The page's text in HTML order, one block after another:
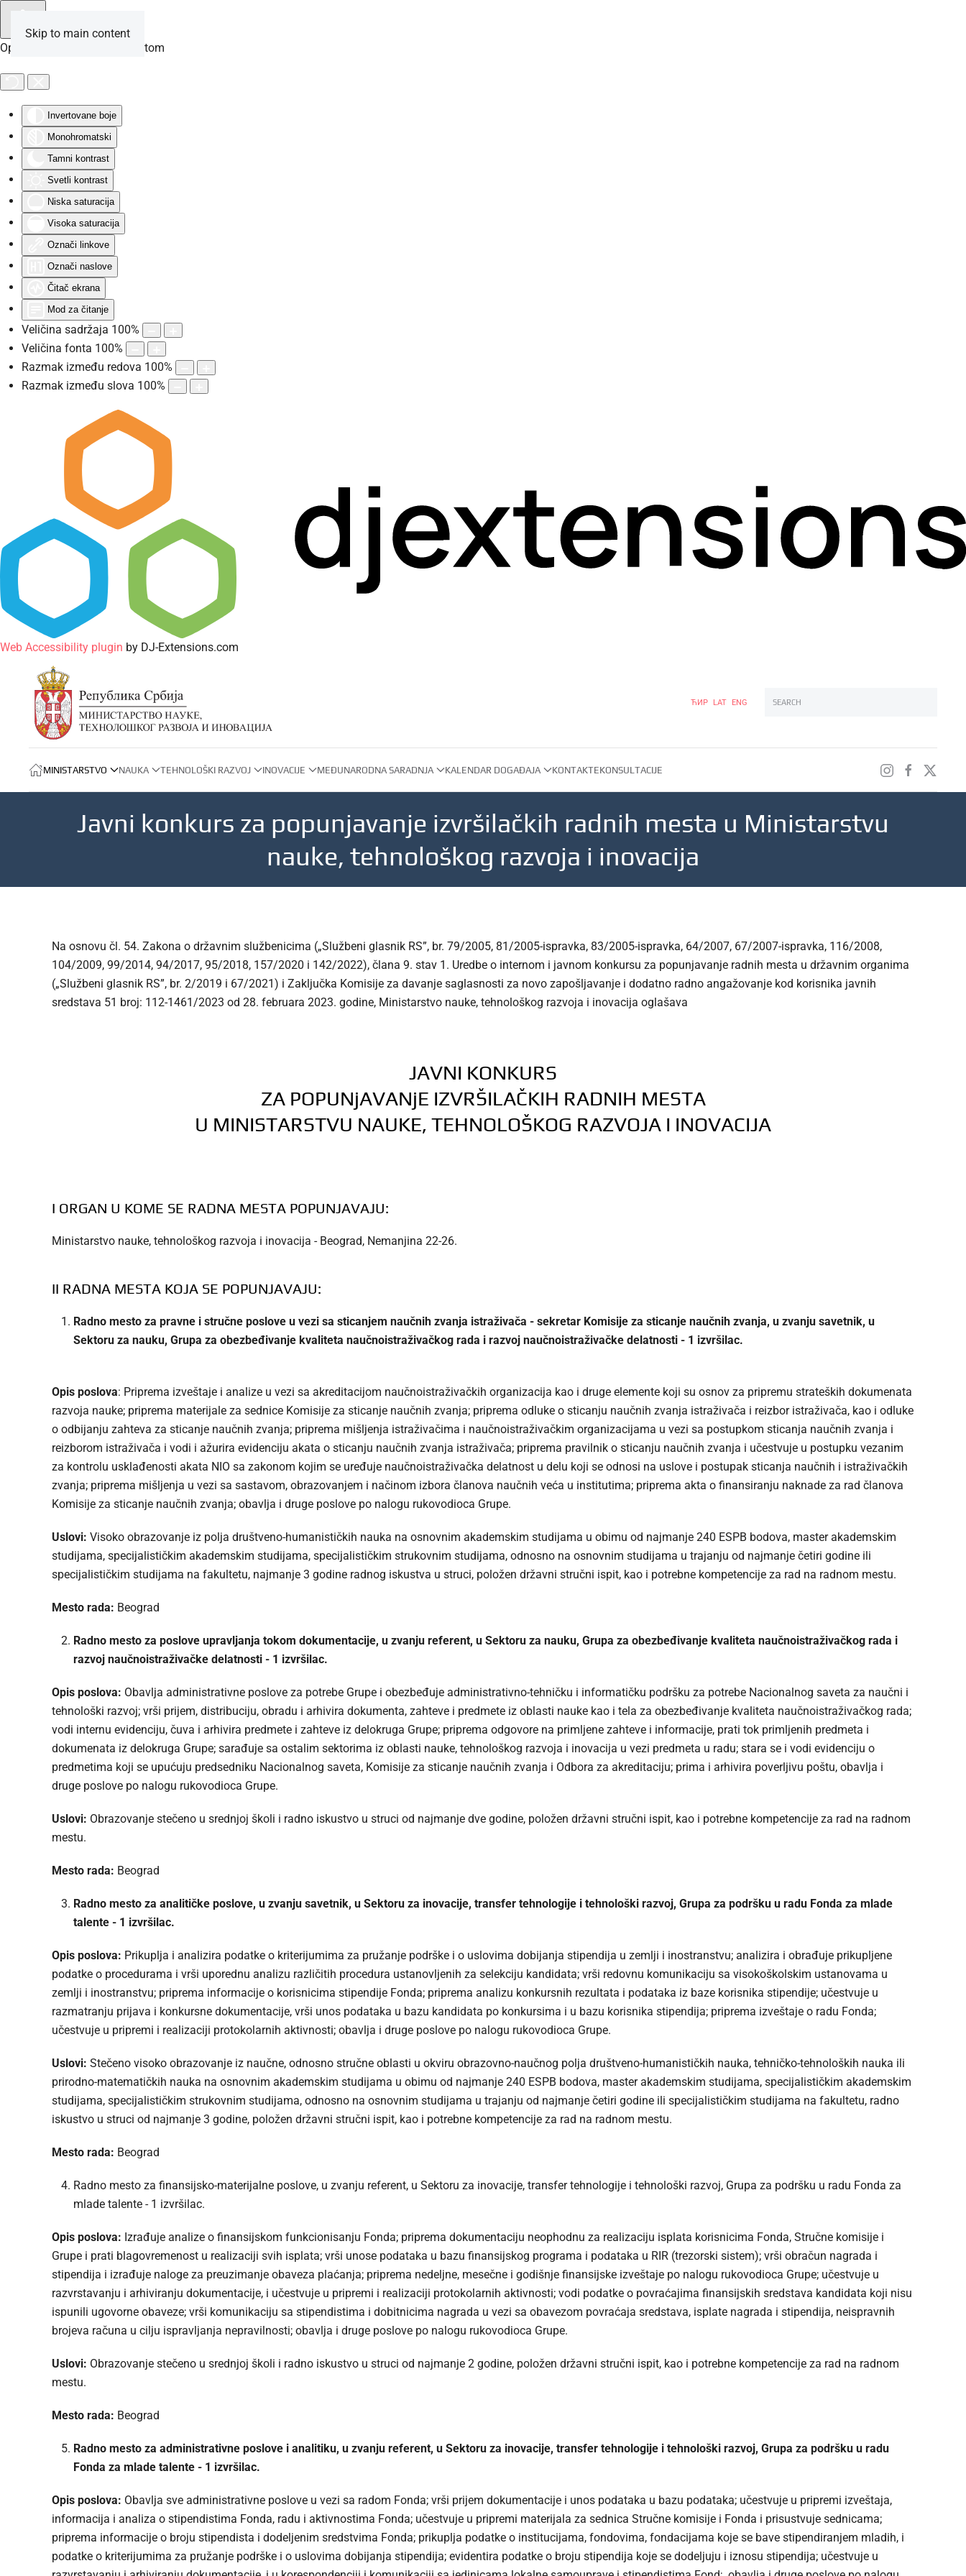
Opcije za osobe sa invaliditetom
Invertovane boje
Monohromatski
Tamni kontrast
Svetli kontrast
Niska saturacija
Visoka saturacija
Označi linkove
Označi naslove
Čitač ekrana
Mod za čitanje
Veličina sadržaja 100%
Veličina fonta 100%
Razmak između redova 100%
Razmak između slova 100%
Web Accessibility plugin by DJ-Extensions.com
Skip to main content
ЋИР LAT ENG
MINISTARSTVO NAUKA TEHNOLOŠKI RAZVOJ INOVACIJE MEĐUNARODNA SARADNJA KALENDAR DOGAĐAJA KONTAKTEKONSULTACIJE
Javni konkurs za popunjavanje izvršilačkih radnih mesta u Ministarstvu
nauke, tehnološkog razvoja i inovacija
Na osnovu čl. 54. Zakona o državnim službenicima („Službeni glasnik RS”, br. 79/2005, 81/2005-ispravka, 83/2005-ispravka, 64/2007, 67/2007-ispravka, 116/2008,
104/2009, 99/2014, 94/2017, 95/2018, 157/2020 i 142/2022), člana 9. stav 1. Uredbe o internom i javnom konkursu za popunjavanje radnih mesta u državnim organima
(„Službeni glasnik RS”, br. 2/2019 i 67/2021) i Zaključka Komisije za davanje saglasnosti za novo zapošljavanje i dodatno radno angažovanje kod korisnika javnih
sredstava 51 broj: 112-1461/2023 od 28. februara 2023. godine, Ministarstvo nauke, tehnološkog razvoja i inovacija oglašava
JAVNI KONKURS
ZA POPUNjAVANjE IZVRŠILAČKIH RADNIH MESTA
U MINISTARSTVU NAUKE, TEHNOLOŠKOG RAZVOJA I INOVACIJA
I ORGAN U KOME SE RADNA MESTA POPUNJAVAJU:
Ministarstvo nauke, tehnološkog razvoja i inovacija - Beograd, Nemanjina 22-26.
II RADNA MESTA KOJA SE POPUNJAVAJU:
Radno mesto za pravne i stručne poslove u vezi sa sticanjem naučnih zvanja istraživača - sekretar Komisije za sticanje naučnih zvanja, u zvanju savetnik, u
Sektoru za nauku, Grupa za obezbeđivanje kvaliteta naučnoistraživačkog rada i razvoj naučnoistraživačke delatnosti - 1 izvršilac.
Opis poslova: Priprema izveštaje i analize u vezi sa akreditacijom naučnoistraživačkih organizacija kao i druge elemente koji su osnov za pripremu strateških dokumenata
razvoja nauke; priprema materijale za sednice Komisije za sticanje naučnih zvanja; priprema odluke o sticanju naučnih zvanja istraživača i reizbor istraživača, kao i odluke
o odbijanju zahteva za sticanje naučnih zvanja; priprema mišljenja istraživačima i naučnoistraživačkim organizacijama u vezi sa postupkom sticanja naučnih zvanja i
reizborom istraživača i vodi i ažurira evidenciju akata o sticanju naučnih zvanja istraživača; priprema pravilnik o sticanju naučnih zvanja i učestvuje u postupku vezanim
za kontrolu usklađenosti akata NIO sa zakonom kojim se uređuje naučnoistraživačka delatnost u delu koji se odnosi na uslove i postupak sticanja naučnih i istraživačkih
zvanja; priprema mišljenja u vezi sa sastavom, obrazovanjem i načinom izbora članova naučnih veća u institutima; priprema akta o finansiranju naknade za rad članova
Komisije za sticanje naučnih zvanja; obavlja i druge poslove po nalogu rukovodioca Grupe.
Uslovi: Visoko obrazovanje iz polja društveno-humanističkih nauka na osnovnim akademskim studijama u obimu od najmanje 240 ESPB bodova, master akademskim
studijama, specijalističkim akademskim studijama, specijalističkim strukovnim studijama, odnosno na osnovnim studijama u trajanju od najmanje četiri godine ili
specijalističkim studijama na fakultetu, najmanje 3 godine radnog iskustva u struci, položen državni stručni ispit, kao i potrebne kompetencije za rad na radnom mestu.
Mesto rada: Beograd
Radno mesto za poslove upravljanja tokom dokumentacije, u zvanju referent, u Sektoru za nauku, Grupa za obezbeđivanje kvaliteta naučnoistraživačkog rada i
razvoj naučnoistraživačke delatnosti - 1 izvršilac.
Opis poslova: Obavlja administrativne poslove za potrebe Grupe i obezbeđuje administrativno-tehničku i informatičku podršku za potrebe Nacionalnog saveta za naučni i
tehnološki razvoj; vrši prijem, distribuciju, obradu i arhivira dokumenta, zahteve i predmete iz oblasti nauke kao i tela za obezbeđivanje kvaliteta naučnoistraživačkog rada;
vodi internu evidenciju, čuva i arhivira predmete i zahteve iz delokruga Grupe; priprema odgovore na primljene zahteve i informacije, prati tok primljenih predmeta i
dokumenata iz delokruga Grupe; sarađuje sa ostalim sektorima iz oblasti nauke, tehnološkog razvoja i inovacija u vezi predmeta u radu; stara se i vodi evidenciju o
predmetima koji se upućuju predsedniku Nacionalnog saveta, Komisije za sticanje naučnih zvanja i Odbora za akreditaciju; prima i arhivira poverljivu poštu, obavlja i
druge poslove po nalogu rukovodioca Grupe.
Uslovi: Obrazovanje stečeno u srednjoj školi i radno iskustvo u struci od najmanje dve godine, položen državni stručni ispit, kao i potrebne kompetencije za rad na radnom
mestu.
Mesto rada: Beograd
Radno mesto za analitičke poslove, u zvanju savetnik, u Sektoru za inovacije, transfer tehnologije i tehnološki razvoj, Grupa za podršku u radu Fonda za mlade
talente - 1 izvršilac.
Opis poslova: Prikuplja i analizira podatke o kriterijumima za pružanje podrške i o uslovima dobijanja stipendija u zemlji i inostranstvu; analizira i obrađuje prikupljene
podatke o procedurama i vrši uporednu analizu različitih procedura ustanovljenih za selekciju kandidata; vrši redovnu komunikaciju sa visokoškolskim ustanovama u
zemlji i inostranstvu; priprema informacije o korisnicima stipendije Fonda; priprema analizu konkursnih rezultata i podataka iz baze korisnika stipendije; učestvuje u
razmatranju prijava i konkursne dokumentacije, vrši unos podataka u bazu kandidata po konkursima i u bazu korisnika stipendija; priprema izveštaje o radu Fonda;
učestvuje u pripremi i realizaciji protokolarnih aktivnosti; obavlja i druge poslove po nalogu rukovodioca Grupe.
Uslovi: Stečeno visoko obrazovanje iz naučne, odnosno stručne oblasti u okviru obrazovno-naučnog polja društveno-humanističkih nauka, tehničko-tehnoloških nauka ili
prirodno-matematičkih nauka na osnovnim akademskim studijama u obimu od najmanje 240 ESPB bodova, master akademskim studijama, specijalističkim akademskim
studijama, specijalističkim strukovnim studijama, odnosno na osnovnim studijama u trajanju od najmanje četiri godine ili specijalističkim studijama na fakultetu, radno
iskustvo u struci od najmanje 3 godine, položen državni stručni ispit, kao i potrebne kompetencije za rad na radnom mestu.
Mesto rada: Beograd
Radno mesto za finansijsko-materijalne poslove, u zvanju referent, u Sektoru za inovacije, transfer tehnologije i tehnološki razvoj, Grupa za podršku u radu Fonda za
mlade talente - 1 izvršilac.
Opis poslova: Izrađuje analize o finansijskom funkcionisanju Fonda; priprema dokumentaciju neophodnu za realizaciju isplata korisnicima Fonda, Stručne komisije i
Grupe i prati blagovremenost u realizaciji svih isplata; vrši unose podataka u bazu finansijskog programa i podataka u RIR (trezorski sistem); vrši obračun nagrada i
stipendija i izrađuje naloge za preuzimanje obaveza plaćanja; priprema nedeljne, mesečne i godišnje finansijske izveštaje po nalogu rukovodioca Grupe; učestvuje u
razvrstavanju i arhiviranju dokumentacije, i učestvuje u pripremi i realizaciji protokolarnih aktivnosti; vodi podatke o povraćajima finansijskih sredstava kandidata koji nisu
ispunili ugovorne obaveze; vrši komunikaciju sa stipendistima i dobitnicima nagrada u vezi sa obavezom povraćaja sredstava, isplate nagrada i stipendija, neispravnih
brojeva računa u cilju ispravljanja nepravilnosti; obavlja i druge poslove po nalogu rukovodioca Grupe.
Uslovi: Obrazovanje stečeno u srednjoj školi i radno iskustvo u struci od najmanje 2 godine, položen državni stručni ispit, kao i potrebne kompetencije za rad na radnom
mestu.
Mesto rada: Beograd
Radno mesto za administrativne poslove i analitiku, u zvanju referent, u Sektoru za inovacije, transfer tehnologije i tehnološki razvoj, Grupa za podršku u radu
Fonda za mlade talente - 1 izvršilac.
Opis poslova: Obavlja sve administrativne poslove u vezi sa radom Fonda; vrši prijem dokumentacije i unos podataka u bazu podataka; učestvuje u pripremi izveštaja,
informacija i analiza o stipendistima Fonda, radu i aktivnostima Fonda; učestvuje u pripremi materijala za sednica Stručne komisije i Fonda i prisustvuje sednicama;
priprema informacije o broju stipendista i dodeljenim sredstvima Fonda; prikuplja podatke o institucijama, fondovima, fondacijama koje se bave stipendiranjem mladih, i
podatke o kriterijumima za pružanje podrške i o uslovima dobijanja stipendija; evidentira podatke o broju stipendija koje se dodeljuju i iznosu stipendija; učestvuje u